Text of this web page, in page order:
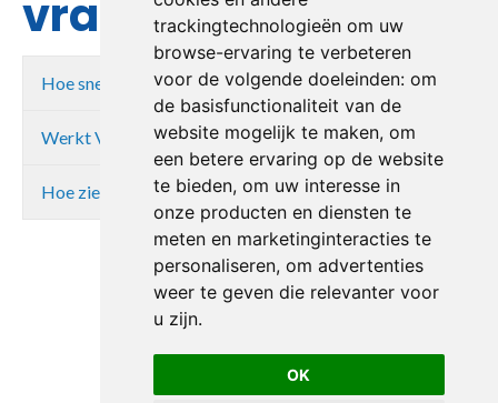
trackingtechnologieën om uw
browse-ervaring te verbeteren
voor de volgende doeleinden: om
de basisfunctionaliteit van de
website mogelijk te maken, om
een betere ervaring op de website
te bieden, om uw interesse in
onze producten en diensten te
meten en marketinginteracties te
personaliseren, om advertenties
weer te geven die relevanter voor
u zijn.
OK
vragen
Hoe snel kan VONK Consult starten?
Werkt VONK Consult met een vaste aanpak?
Hoe ziet de eerste stap eruit?